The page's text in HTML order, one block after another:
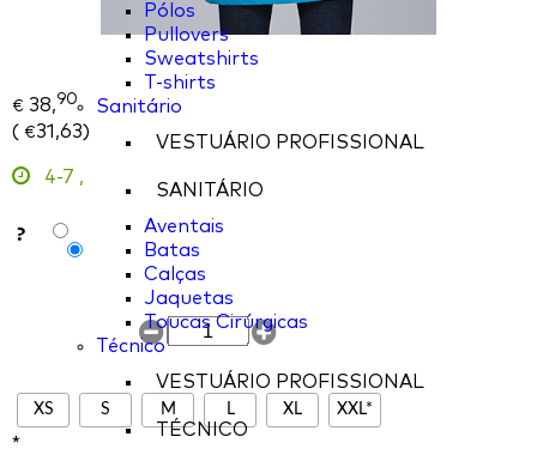
Pólos
Pullovers
Sweatshirts
T-shirts
Sanitário
VESTUÁRIO PROFISSIONAL
SANITÁRIO
Aventais
Batas
Calças
Jaquetas
Toucas Cirúrgicas
Técnico
VESTUÁRIO PROFISSIONAL
TÉCNICO
€ 38,90
( €31,63)
4-7 ,
?
XS S M L XL XXL*
*